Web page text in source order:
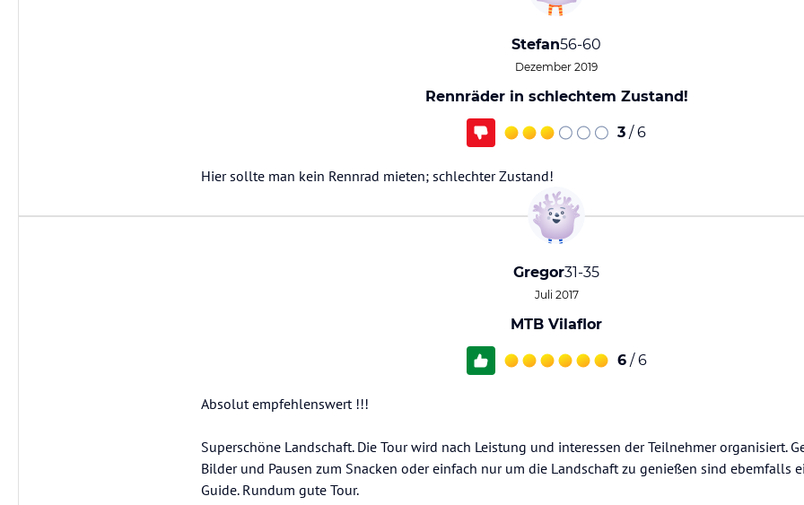
Stefan56-60
Dezember 2019
Rennräder in schlechtem Zustand!
3 / 6
Hier sollte man kein Rennrad mieten; schlechter Zustand!
Gregor31-35
Juli 2017
MTB Vilaflor
6 / 6
Absolut empfehlenswert !!!
Superschöne Landschaft. Die Tour wird nach Leistung und interessen der Teilnehmer organisiert.
Bilder und Pausen zum Snacken oder einfach nur um die Landschaft zu genießen sind ebemfalls
Guide. Rundum gute Tour.